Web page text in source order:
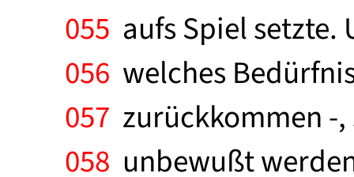
055 aufs Spiel
056 welches
057 zurückkommen -
058 unbewußt